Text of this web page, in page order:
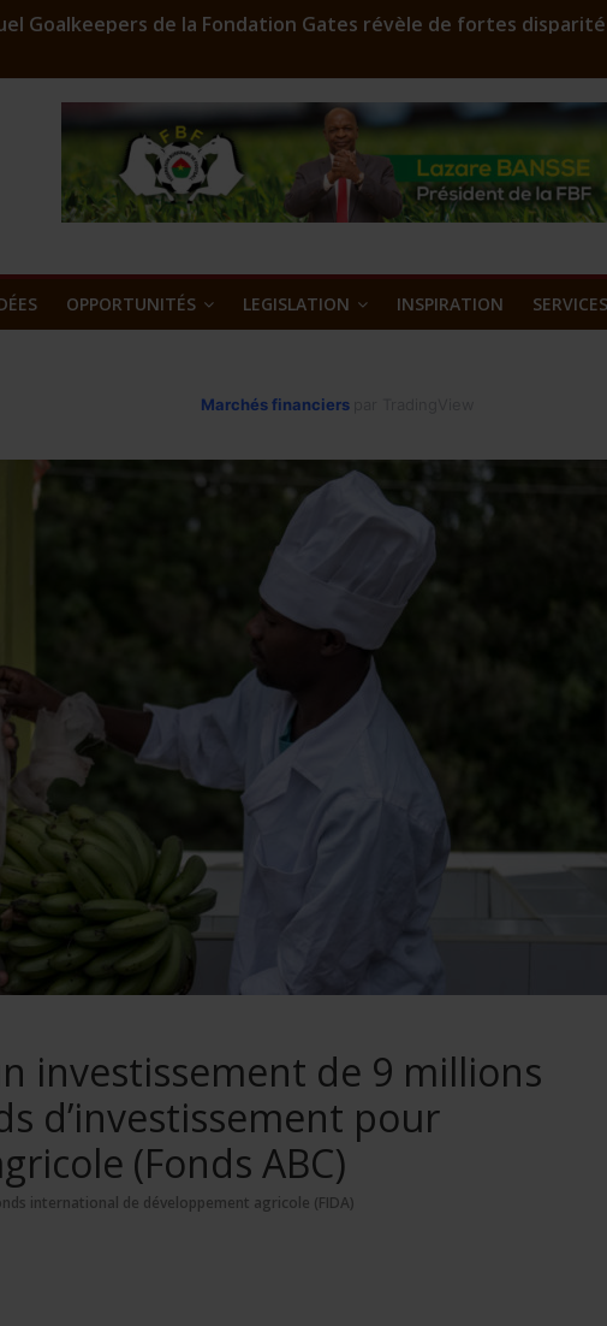
Goalkeepers de la Fondation Gates révèle de fortes
AFD 2023: Environ 29 000 000 F CFA à gagner
Boost est lancé
de l’or et métaux précieux au Burkina Faso : une nouvelle
OPPORTUNITÉS LEGISLATION INSPIRATION SERVICES
Marchés financiers
investissement de 9 millions
d’investissement pour
(Fonds ABC)
international de développement agricole (FIDA)